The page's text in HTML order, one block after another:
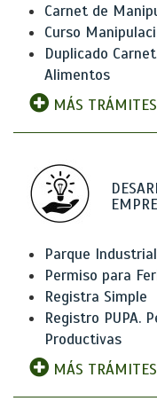
Carnet de
Curso
Duplicado
Alimentos
MÁS TRÁMITES
Parque
Permiso para
Registra Simple
Registro PUPA.
Productivas
MÁS TRÁMITES